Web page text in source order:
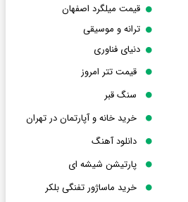
قیمت میلگرد اصفهان
ترانه و موسیقی
دنیای فناوری
قیمت تتر امروز
سنگ قبر
خرید خانه و آپارتمان در تهران
دانلود آهنگ
پارتیشن شیشه ای
خرید ماساژور تفنگی بلکر